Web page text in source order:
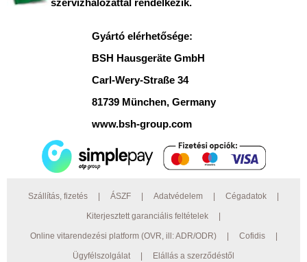
szervizhálózattal rendelkezik.
Gyártó elérhetősége:
BSH Hausgeräte GmbH
Carl-Wery-Straße 34
81739 München, Germany
www.bsh-group.com
Szállítás, fizetés ÁSZF Adatvédelem Cégadatok
Kiterjesztett garanciális feltételek
Online vitarendezési platform (OVR, ill: ADR/ODR) Cofidis
Ügyfélszolgálat Elállás a szerződéstől